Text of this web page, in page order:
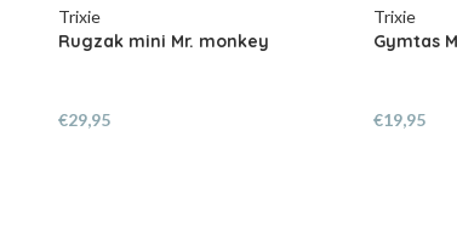
Trixie
Rugzak mini Mr. monkey
€29,95
Trixie
Gymtas
€19,95